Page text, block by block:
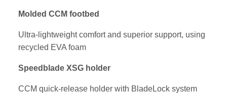
Molded CCM footbed
Ultra-lightweight comfort and superior support, using
recycled EVA foam
Speedblade XSG holder
CCM quick-release holder with BladeLock system